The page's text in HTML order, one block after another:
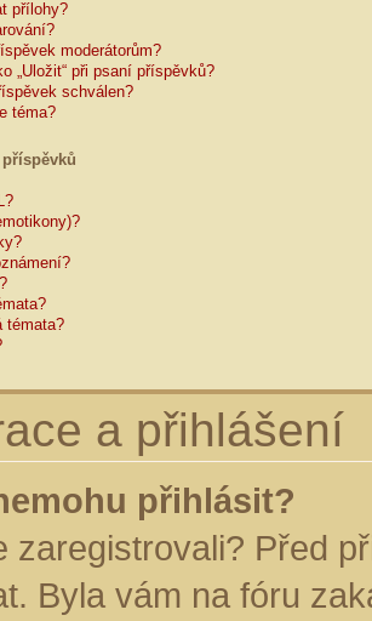
přílohy?
moderátorům?
„Uložit“ při psaní příspěvků?
schválen?
téma?
témata?
a přihlášení
přihlásit?
zaregistrovali? Před
Byla vám na fóru